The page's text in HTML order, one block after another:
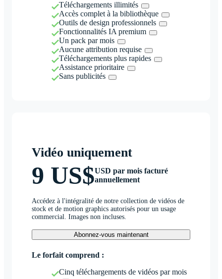
Téléchargements illimités
Accès complet à la bibliothèque
Outils de design professionnels
Fonctionnalités IA premium
Un pack par mois
Aucune attribution requise
Téléchargements plus rapides
Assistance prioritaire
Sans publicités
Vidéo uniquement
9 US$USD par mois facturé
annuellement
Accédez à l'intégralité de notre collection de vidéos de
stock et de motion graphics autorisés pour un usage
commercial. Images non incluses.
Abonnez-vous maintenant
Le forfait comprend :
Cinq téléchargements de vidéos par mois